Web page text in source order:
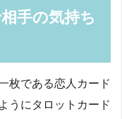
手の気持ち
枚である恋人カード
うにタロットカード